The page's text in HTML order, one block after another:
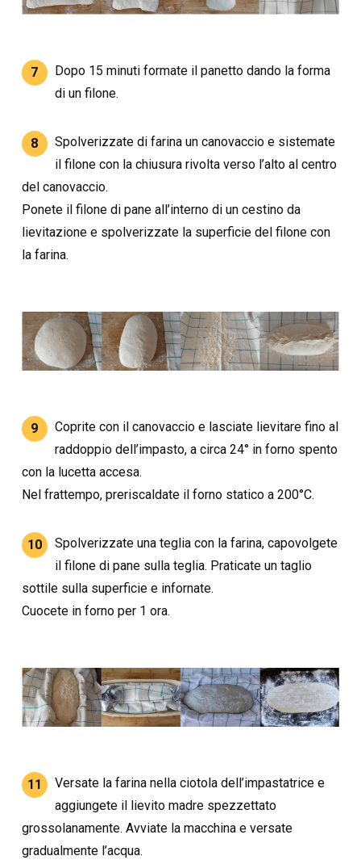
7
Dopo 15 minuti formate il panetto dando la forma
di un filone.
8
Spolverizzate di farina un canovaccio e sistemate
il filone con la chiusura rivolta verso l’alto al centro
del canovaccio.
Ponete il filone di pane all’interno di un cestino da
lievitazione e spolverizzate la superficie del filone con
la farina.
9
Coprite con il canovaccio e lasciate lievitare fino al
raddoppio dell’impasto, a circa 24° in forno spento
con la lucetta accesa.
Nel frattempo, preriscaldate il forno statico a 200°C.
10
Spolverizzate una teglia con la farina, capovolgete
il filone di pane sulla teglia. Praticate un taglio
sottile sulla superficie e infornate.
Cuocete in forno per 1 ora.
11
Versate la farina nella ciotola dell’impastatrice e
aggiungete il lievito madre spezzettato
grossolanamente. Avviate la macchina e versate
gradualmente l’acqua.